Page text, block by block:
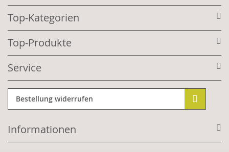
Top-Kategorien
Top-Produkte
Service
Bestellung widerrufen
Informationen